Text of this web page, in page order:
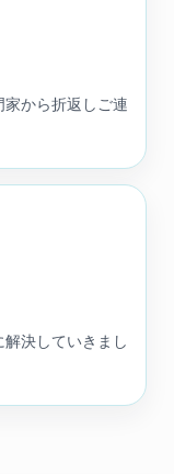
から折返しご連
決していきまし